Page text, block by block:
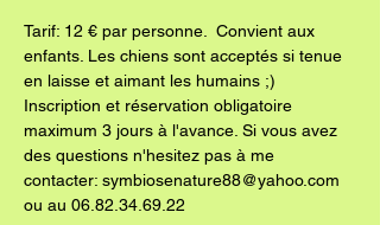
Tarif: 12 € par personne.  Convient aux
enfants. Les chiens sont acceptés si tenue
en laisse et aimant les humains ;)
Inscription et réservation obligatoire
maximum 3 jours à l'avance. Si vous avez
des questions n'hesitez pas à me
contacter: symbiosenature88@yahoo.com
ou au 06.82.34.69.22